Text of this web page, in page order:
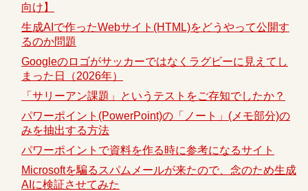
向け】
生成AIで作ったWebサイト(HTML)をどうやって公開す
るのか問題
Googleのロゴがサッカーではなくラグビーに見えてし
まった日（2026年）
「サリーアン課題」というテストをご存知でしたか？
パワーポイント(PowerPoint)の「ノート」(メモ部分)の
みを抽出する方法
パワーポイントで資料を作る時に参考になるサイト
Microsoftを騙るスパムメールが来たので、念のため生成
AIに検証させてみた